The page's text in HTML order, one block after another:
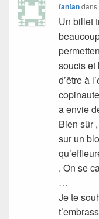
fanfandans
Un billet
soucis et
d’être à
a envie
Bien sûr
sur un
. On se
…
Je te